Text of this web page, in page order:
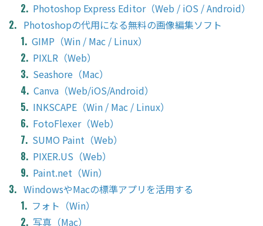
Photoshop Express Editor（Web / iOS / Android）
Photoshopの代用になる無料の画像編集ソフト
GIMP（Win / Mac / Linux）
PIXLR（Web）
Seashore（Mac）
Canva（Web/iOS/Android）
INKSCAPE（Win / Mac / Linux）
FotoFlexer（Web）
SUMO Paint（Web）
PIXER.US（Web）
Paint.net（Win）
WindowsやMacの標準アプリを活用する
フォト（Win）
写真（Mac）